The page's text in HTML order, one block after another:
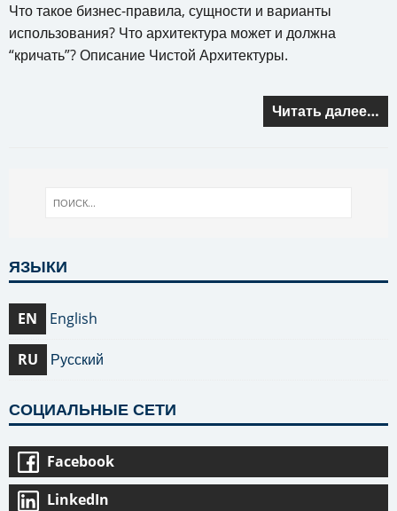
Что такое бизнес-правила, сущности и варианты
использования? Что архитектура может и должна
“кричать”? Описание Чистой Архитектуры.
Читать далее…
ЯЗЫКИ
EN English
RU Русский
СОЦИАЛЬНЫЕ СЕТИ
Facebook
LinkedIn